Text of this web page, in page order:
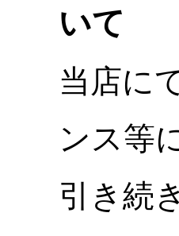
いて
当店に
ンス等
引き続